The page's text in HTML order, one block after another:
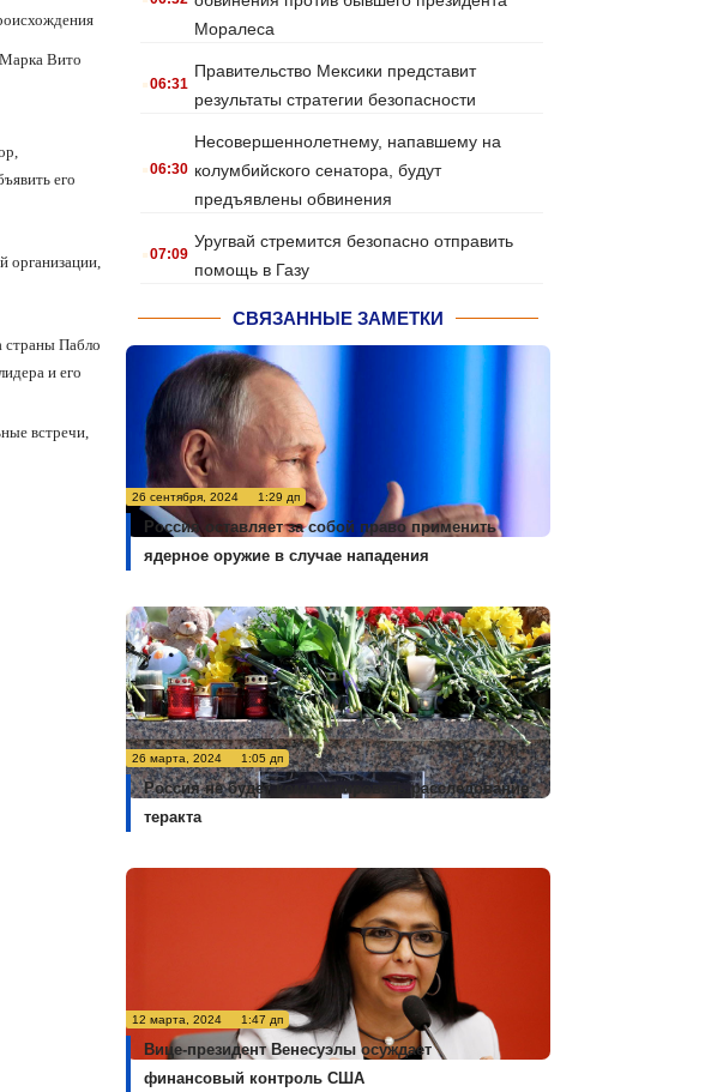
Вито
его
организации,
страны Пабло
и его
встречи,
Моралеса
.06:31
Правительство Мексики представит
результаты стратегии безопасности
.06:30
Несовершеннолетнему, напавшему на
колумбийского сенатора, будут
предъявлены обвинения
.07:09
Уругвай стремится безопасно отправить
помощь в Газу
СВЯЗАННЫЕ ЗАМЕТКИ
26 сентября, 2024 1:29 дп
Россия оставляет за собой право применить
ядерное оружие в случае нападения
26 марта, 2024 1:05 дп
Россия не будет комментировать расследование
теракта
12 марта, 2024 1:47 дп
Вице-президент Венесуэлы осуждает
финансовый контроль США